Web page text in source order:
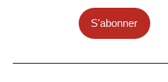
S'abonner